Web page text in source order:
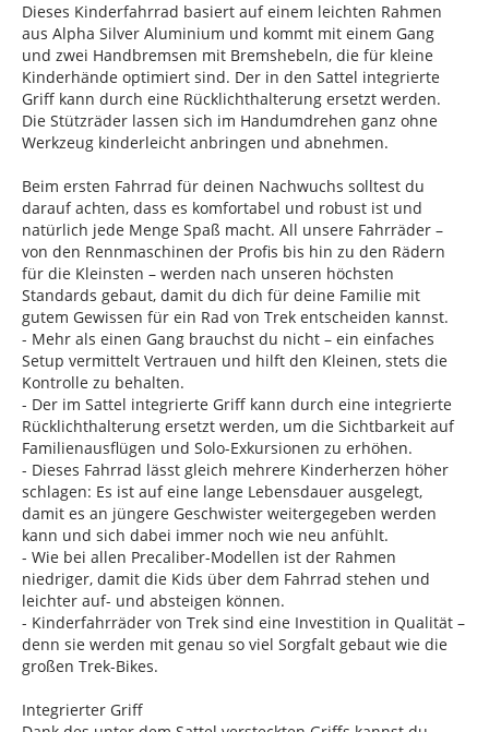
Dieses Kinderfahrrad basiert auf einem leichten Rahmen
aus Alpha Silver Aluminium und kommt mit einem Gang
und zwei Handbremsen mit Bremshebeln, die für kleine
Kinderhände optimiert sind. Der in den Sattel integrierte
Griff kann durch eine Rücklichthalterung ersetzt werden.
Die Stützräder lassen sich im Handumdrehen ganz ohne
Werkzeug kinderleicht anbringen und abnehmen.
Beim ersten Fahrrad für deinen Nachwuchs solltest du
darauf achten, dass es komfortabel und robust ist und
natürlich jede Menge Spaß macht. All unsere Fahrräder –
von den Rennmaschinen der Profis bis hin zu den Rädern
für die Kleinsten – werden nach unseren höchsten
Standards gebaut, damit du dich für deine Familie mit
gutem Gewissen für ein Rad von Trek entscheiden kannst.
- Mehr als einen Gang brauchst du nicht – ein einfaches
Setup vermittelt Vertrauen und hilft den Kleinen, stets die
Kontrolle zu behalten.
- Der im Sattel integrierte Griff kann durch eine integrierte
Rücklichthalterung ersetzt werden, um die Sichtbarkeit auf
Familienausflügen und Solo-Exkursionen zu erhöhen.
- Dieses Fahrrad lässt gleich mehrere Kinderherzen höher
schlagen: Es ist auf eine lange Lebensdauer ausgelegt,
damit es an jüngere Geschwister weitergegeben werden
kann und sich dabei immer noch wie neu anfühlt.
- Wie bei allen Precaliber-Modellen ist der Rahmen
niedriger, damit die Kids über dem Fahrrad stehen und
leichter auf- und absteigen können.
- Kinderfahrräder von Trek sind eine Investition in Qualität –
denn sie werden mit genau so viel Sorgfalt gebaut wie die
großen Trek-Bikes.
Integrierter Griff